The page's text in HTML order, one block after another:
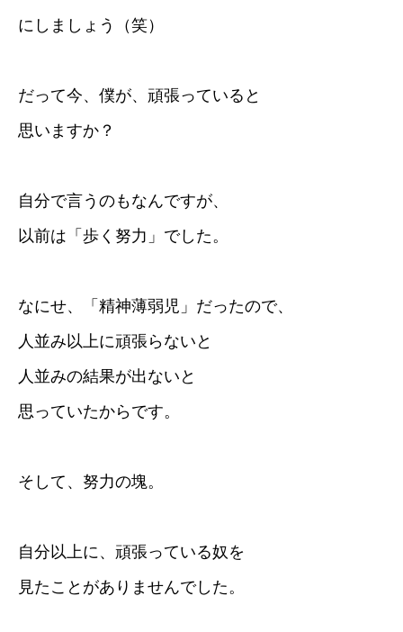
にしましょう（笑）
だって今、僕が、頑張っていると
思いますか？
自分で言うのもなんですが、
以前は「歩く努力」でした。
なにせ、「精神薄弱児」だったので、
人並み以上に頑張らないと
人並みの結果が出ないと
思っていたからです。
そして、努力の塊。
自分以上に、頑張っている奴を
見たことがありませんでした。